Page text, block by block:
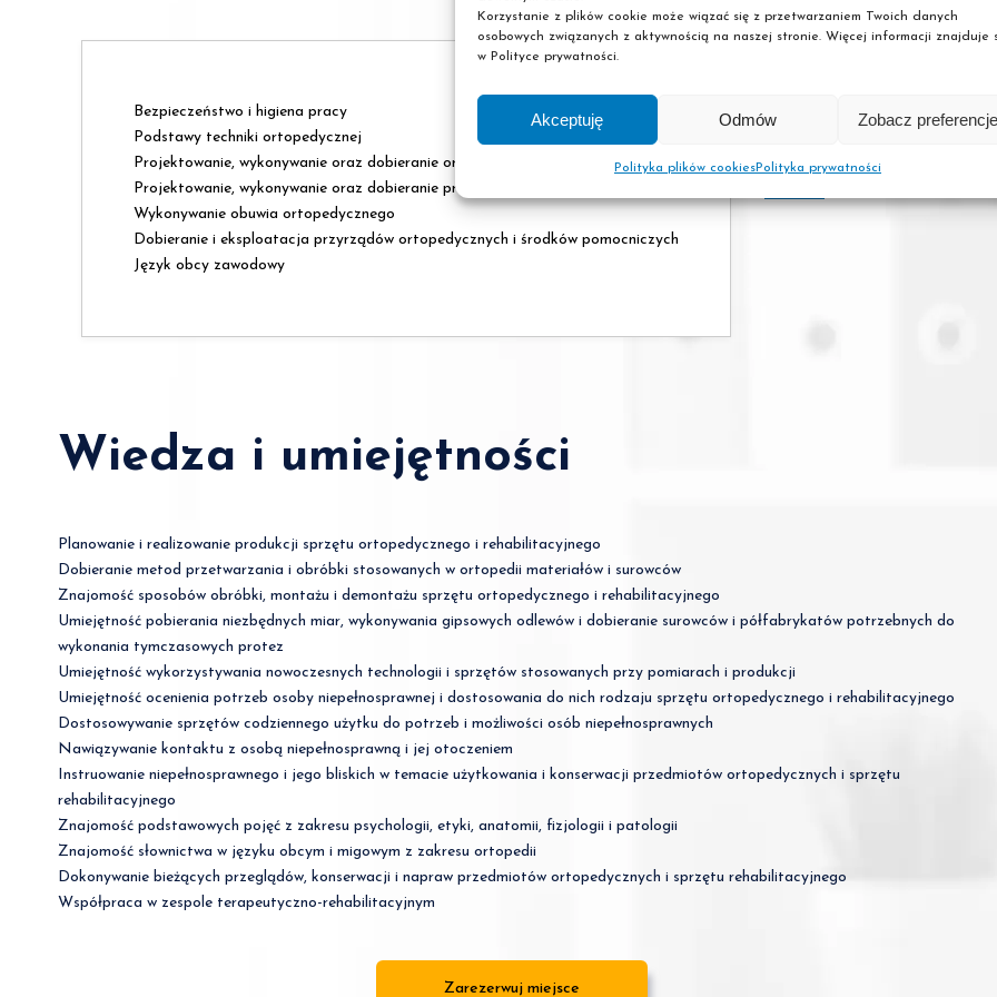
Korzystanie z plików cookie może wiązać się z przetwarzaniem Twoich danych
osobowych związanych z aktywnością na naszej stronie. Więcej informacji znajduje
w Polityce prywatności.
Akceptuję Odmów Zobacz preferencje
Polityka plików cookiesPolityka prywatności
Bezpieczeństwo i higiena pracy
Podstawy techniki ortopedycznej
Projektowanie, wykonywanie oraz dobieranie ortez
Projektowanie, wykonywanie oraz dobieranie protez
Wykonywanie obuwia ortopedycznego
Dobieranie i eksploatacja przyrządów ortopedycznych i środków pomocniczych
Język obcy zawodowy
Wiedza i umiejętności
Planowanie i realizowanie produkcji sprzętu ortopedycznego i rehabilitacyjnego
Dobieranie metod przetwarzania i obróbki stosowanych w ortopedii materiałów i surowców
Znajomość sposobów obróbki, montażu i demontażu sprzętu ortopedycznego i rehabilitacyjnego
Umiejętność pobierania niezbędnych miar, wykonywania gipsowych odlewów i dobieranie surowców i półfabrykatów potrzebnych do
wykonania tymczasowych protez
Umiejętność wykorzystywania nowoczesnych technologii i sprzętów stosowanych przy pomiarach i produkcji
Umiejętność ocenienia potrzeb osoby niepełnosprawnej i dostosowania do nich rodzaju sprzętu ortopedycznego i rehabilitacyjnego
Dostosowywanie sprzętów codziennego użytku do potrzeb i możliwości osób niepełnosprawnych
Nawiązywanie kontaktu z osobą niepełnosprawną i jej otoczeniem
Instruowanie niepełnosprawnego i jego bliskich w temacie użytkowania i konserwacji przedmiotów ortopedycznych i sprzętu
rehabilitacyjnego
Znajomość podstawowych pojęć z zakresu psychologii, etyki, anatomii, fizjologii i patologii
Znajomość słownictwa w języku obcym i migowym z zakresu ortopedii
Dokonywanie bieżących przeglądów, konserwacji i napraw przedmiotów ortopedycznych i sprzętu rehabilitacyjnego
Współpraca w zespole terapeutyczno-rehabilitacyjnym
Zarezerwuj miejsce